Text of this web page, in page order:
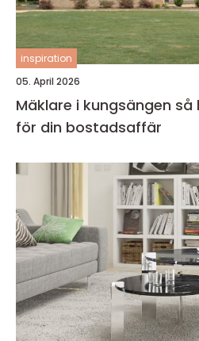
inspiration
05. April 2026
Mäklare i kungsängen så hittar du rätt stöd
för din bostadsaffär